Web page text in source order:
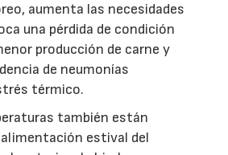
aumenta las necesidades
una pérdida de condición
producción de carne y
de neumonías
térmico.
también están
estival del